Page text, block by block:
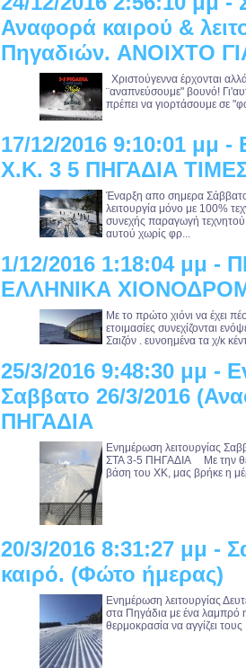
Αναφορά καιρού &
Πηγαδιών. ANOIXTO
Χριστούγεννα έρχονται
¨αναπνεύσουμε" βουνό!
πρέπει να γιορτάσουμε σε
17/12/2016 9:10:01 μμ
Χ.Κ. 3 5 ΠΗΓΑΔΙΑ
Έναρξη απο σημερα
λειτουργία μόνο με 100%
συνεχής παραγωγή
αυτού χωρίς φρ...
1/12/2016 1:18:04 μμ -
ΕΛΛΗΝΙΚΑ
Με το πρώτο χιόνι να έχει
ετοιμασίες συνεχίζονται
Σαιζόν . ευνοημένα τα χ/κ
25/3/2016 9:48:30 μμ -
Σαββατο 26/3/2016
ΠΗΓΑΔΙΑ
Ενημέρωση λειτουργίας
ΣΤΑ 3-5 ΠΗΓΑΔΙΑ Με την
βάση του ΧΚ, μας βρήκε η
20/3/2016 8:31:27 μμ -
καιρό. (Φώτο ήμερας)
Ενημέρωση λειτουργίας
στα Πηγάδια με ένα λαμπρό
θερμοκρασία να αγγίζει